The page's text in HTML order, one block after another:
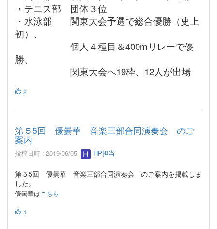
・テニス部 団体３位
・水泳部 関東大会予選で総合優勝（史上
初）、
個人４種目＆400mリレーで優
勝、
関東大会へ19枠、12人が出場
2
第５5回 優曇華 音楽三部合同演奏会 のご
案内
投稿日時 : 2019/06/05 HP担当
第５5回 優曇華 音楽三部合同演奏会 のご案内を掲載しま
した。
優曇華はこちら
1